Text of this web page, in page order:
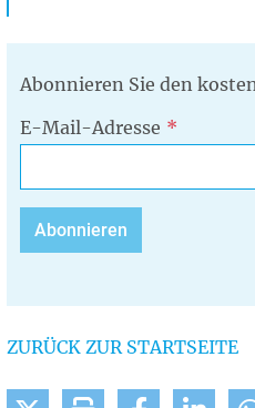
Abonnieren Sie den
E-Mail-Adresse
ZURÜCK ZUR STARTSEITE